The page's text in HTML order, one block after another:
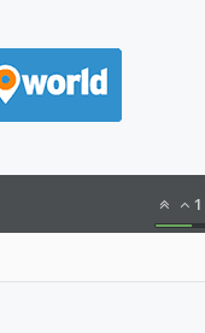
1